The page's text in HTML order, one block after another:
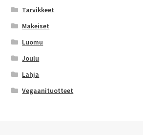
Tarvikkeet
Makeiset
Luomu
Joulu
Lahja
Vegaanituotteet